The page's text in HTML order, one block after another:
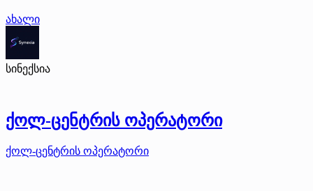
ახალი
სინექსია
ქოლ-ცენტრის ოპერატორი
ქოლ-ცენტრის ოპერატორი